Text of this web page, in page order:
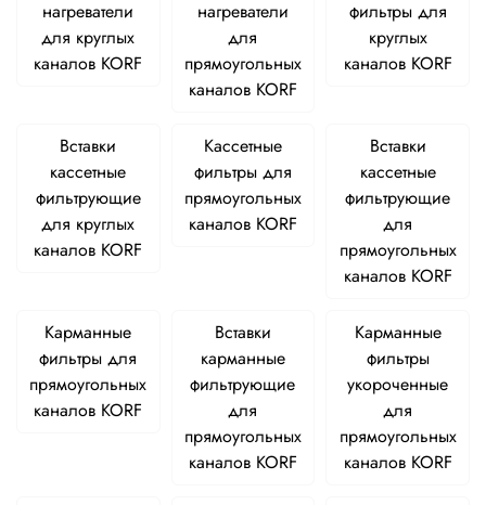
нагреватели
для круглых
каналов KORF
нагреватели
для
прямоугольных
каналов KORF
фильтры для
круглых
каналов KORF
Вставки
кассетные
фильтрующие
для круглых
каналов KORF
Кассетные
фильтры для
прямоугольных
каналов KORF
Вставки
кассетные
фильтрующие
для
прямоугольных
каналов KORF
Карманные
фильтры для
прямоугольных
каналов KORF
Вставки
карманные
фильтрующие
для
прямоугольных
каналов KORF
Карманные
фильтры
укороченные
для
прямоугольных
каналов KORF